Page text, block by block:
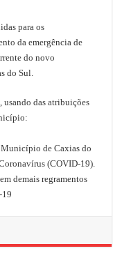
para os
da emergência de
do novo
do Sul.
das atribuições
Município de Caxias do
(COVID-19).
demais regramentos
19